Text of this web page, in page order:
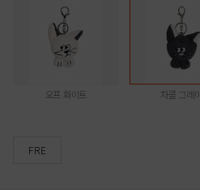
오프 화이트 차콜 그레이
FRE